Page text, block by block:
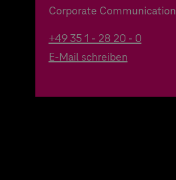
Corporate Communication
+49 35 1 - 28 20 - 0
E-Mail schreiben